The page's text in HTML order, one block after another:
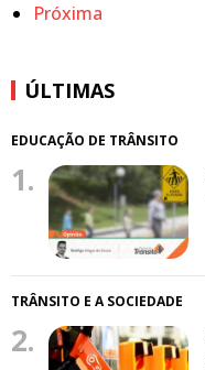
Próxima
ÚLTIMAS
EDUCAÇÃO DE TRÂNSITO
1.
TRÂNSITO E A SOCIEDADE
2.